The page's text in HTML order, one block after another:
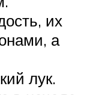
их
а
лук.